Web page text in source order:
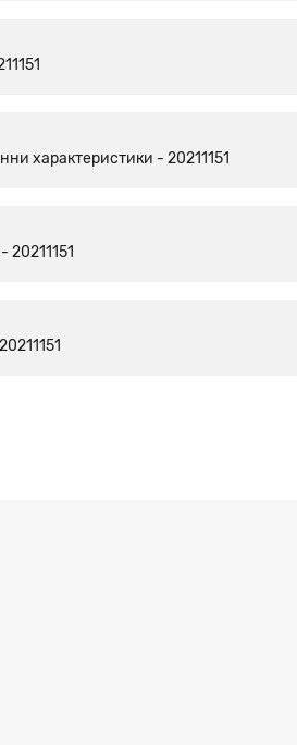
характеристики - 20211151
20211151